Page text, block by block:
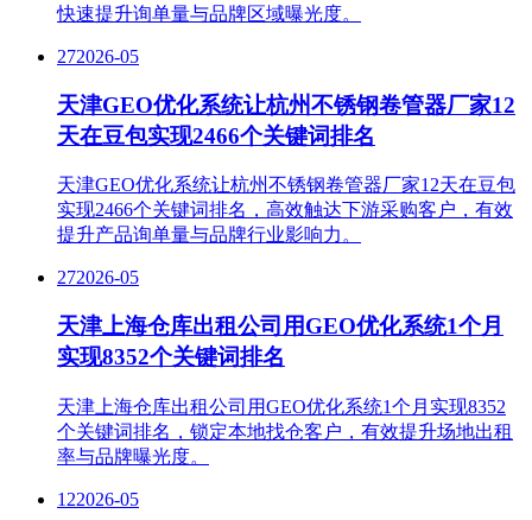
快速提升询单量与品牌区域曝光度。
272026-05
天津GEO优化系统让杭州不锈钢卷管器厂家12
天在豆包实现2466个关键词排名
天津GEO优化系统让杭州不锈钢卷管器厂家12天在豆包
实现2466个关键词排名，高效触达下游采购客户，有效
提升产品询单量与品牌行业影响力。
272026-05
天津上海仓库出租公司用GEO优化系统1个月
实现8352个关键词排名
天津上海仓库出租公司用GEO优化系统1个月实现8352
个关键词排名，锁定本地找仓客户，有效提升场地出租
率与品牌曝光度。
122026-05